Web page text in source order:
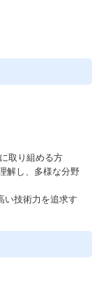
取り組める方
解し、多様な分野
い技術力を追求す